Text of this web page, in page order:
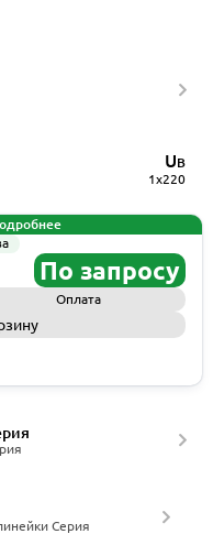
UВ
1x220
По запросу
Оплата
Серия